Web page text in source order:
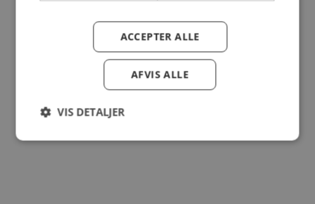
ACCEPTER ALLE
AFVIS ALLE
VIS DETALJER